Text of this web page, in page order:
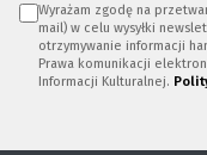
Wyrażam zgodę na
mail) w celu wysyłki
otrzymywanie informacji
Prawa komunikacji
Informacji Kulturalnej.